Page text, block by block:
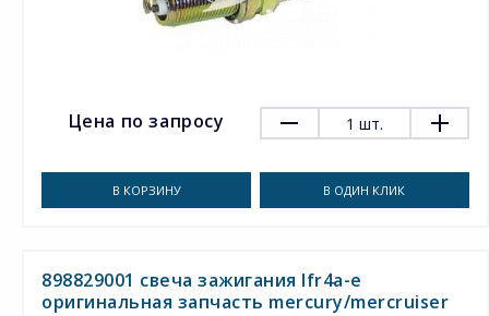
Цена по запросу 1 шт.
В КОРЗИНУ В ОДИН КЛИК
898829001 свеча зажигания lfr4a-e
оригинальная запчасть mercury/mercruiser